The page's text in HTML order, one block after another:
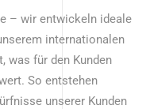
– wir entwickeln ideale
internationalen
was für den Kunden
So entstehen
unserer Kunden